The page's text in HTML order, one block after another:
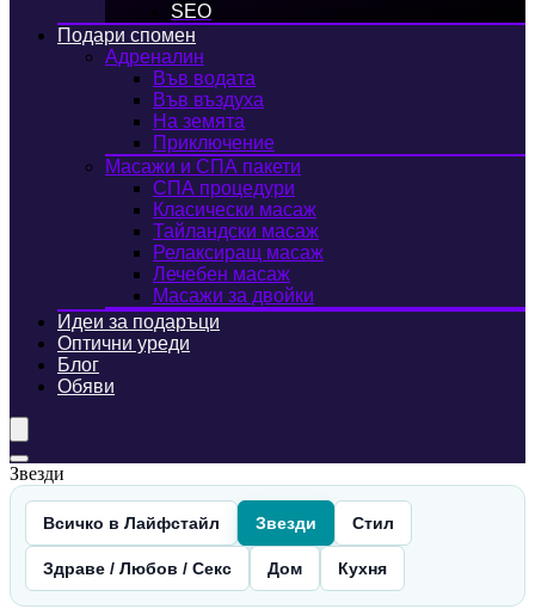
SEO
Подари спомен
Адреналин
Във водата
Във въздуха
На земята
Приключение
Масажи и СПА пакети
СПА процедури
Класически масаж
Тайландски масаж
Релаксиращ масаж
Лечебен масаж
Масажи за двойки
Идеи за подаръци
Оптични уреди
Блог
Обяви
Звезди
Всичко в Лайфстайл Звезди Стил
Здраве / Любов / Секс Дом Кухня